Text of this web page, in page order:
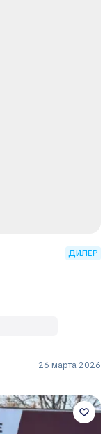
ДИЛЕР
26 марта 2026